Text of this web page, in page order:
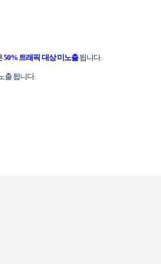
50% 트래픽 대상 미노출됩니다.
출 됩니다.